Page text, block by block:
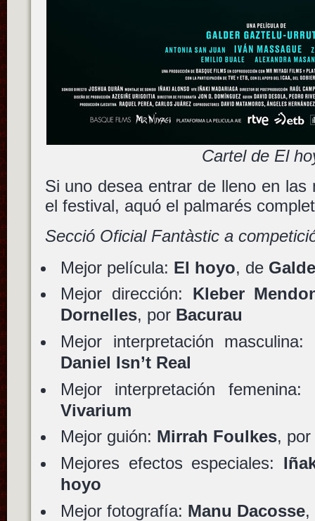
Cartel de El
Si uno desea entrar de lleno en las
el festival, aquó el palmarés
Secció Oficial Fantàstic a
Mejor película: El hoyo, de
Mejor dirección: Kleber
Dornelles, por Bacurau
Mejor interpretación masculina:
Daniel Isn’t Real
Mejor interpretación femenina:
Vivarium
Mejor guión: Mirrah Foulkes,
Mejores efectos especiales:
hoyo
Mejor fotografía: Manu Dacosse,